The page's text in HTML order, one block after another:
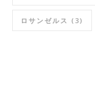
ロサンゼルス (3)